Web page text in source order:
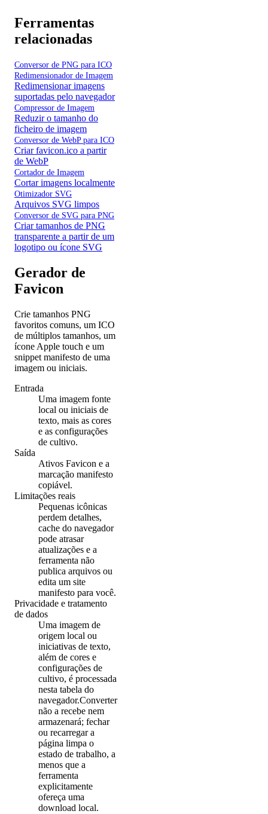
Ferramentas
relacionadas
Conversor de PNG para ICO
Redimensionador de Imagem
Redimensionar imagens
suportadas pelo navegador
Compressor de Imagem
Reduzir o tamanho do
ficheiro de imagem
Conversor de WebP para ICO
Criar favicon.ico a partir
de WebP
Cortador de Imagem
Cortar imagens localmente
Otimizador SVG
Arquivos SVG limpos
Conversor de SVG para PNG
Criar tamanhos de PNG
transparente a partir de um
logotipo ou ícone SVG
Gerador de
Favicon
Crie tamanhos PNG
favoritos comuns, um ICO
de múltiplos tamanhos, um
ícone Apple touch e um
snippet manifesto de uma
imagem ou iniciais.
Entrada
Uma imagem fonte
local ou iniciais de
texto, mais as cores
e as configurações
de cultivo.
Saída
Ativos Favicon e a
marcação manifesto
copiável.
Limitações reais
Pequenas icônicas
perdem detalhes,
cache do navegador
pode atrasar
atualizações e a
ferramenta não
publica arquivos ou
edita um site
manifesto para você.
Privacidade e tratamento
de dados
Uma imagem de
origem local ou
iniciativas de texto,
além de cores e
configurações de
cultivo, é processada
nesta tabela do
navegador.Converter
não a recebe nem
armazenará; fechar
ou recarregar a
página limpa o
estado de trabalho, a
menos que a
ferramenta
explicitamente
ofereça uma
download local.